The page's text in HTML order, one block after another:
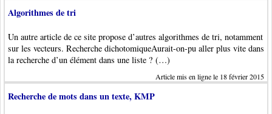
Algorithmes de tri
Un autre article de ce site propose d’autres algorithmes de tri, notamment
sur les vecteurs. Recherche dichotomiqueAurait-on-pu aller plus vite dans
la recherche d’un élément dans une liste ? (…)
Article mis en ligne le 18 février 2015
Recherche de mots dans un texte, KMP